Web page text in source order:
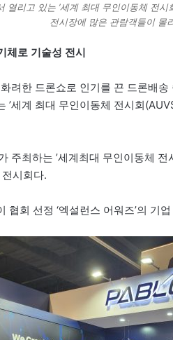
열리고 있는 ’세계 최대 무인이동체 전
전시장에 많은 관람객들이 몰
체로 기술성 전시
려한 드론쇼로 인기를 끈 드론배
’세계 최대 무인이동체 전시회
주최하는 ’세계최대 무인이동체
시회다.
회 선정 ‘엑설런스 어워즈’의 기